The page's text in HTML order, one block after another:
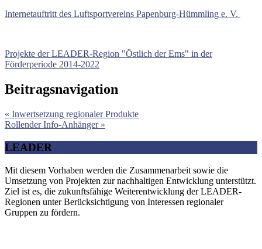
Internetauftritt des Luftsportvereins Papenburg-Hümmling e. V.
Projekte der LEADER-Region "Östlich der Ems" in der
Förderperiode 2014-2022
Beitragsnavigation
« Inwertsetzung regionaler Produkte
Rollender Info-Anhänger »
LEADER
Mit diesem Vorhaben werden die Zusammenarbeit sowie die
Umsetzung von Projekten zur nachhaltigen Entwicklung unterstützt.
Ziel ist es, die zukunftsfähige Weiterentwicklung der LEADER-
Regionen unter Berücksichtigung von Interessen regionaler
Gruppen zu fördern.